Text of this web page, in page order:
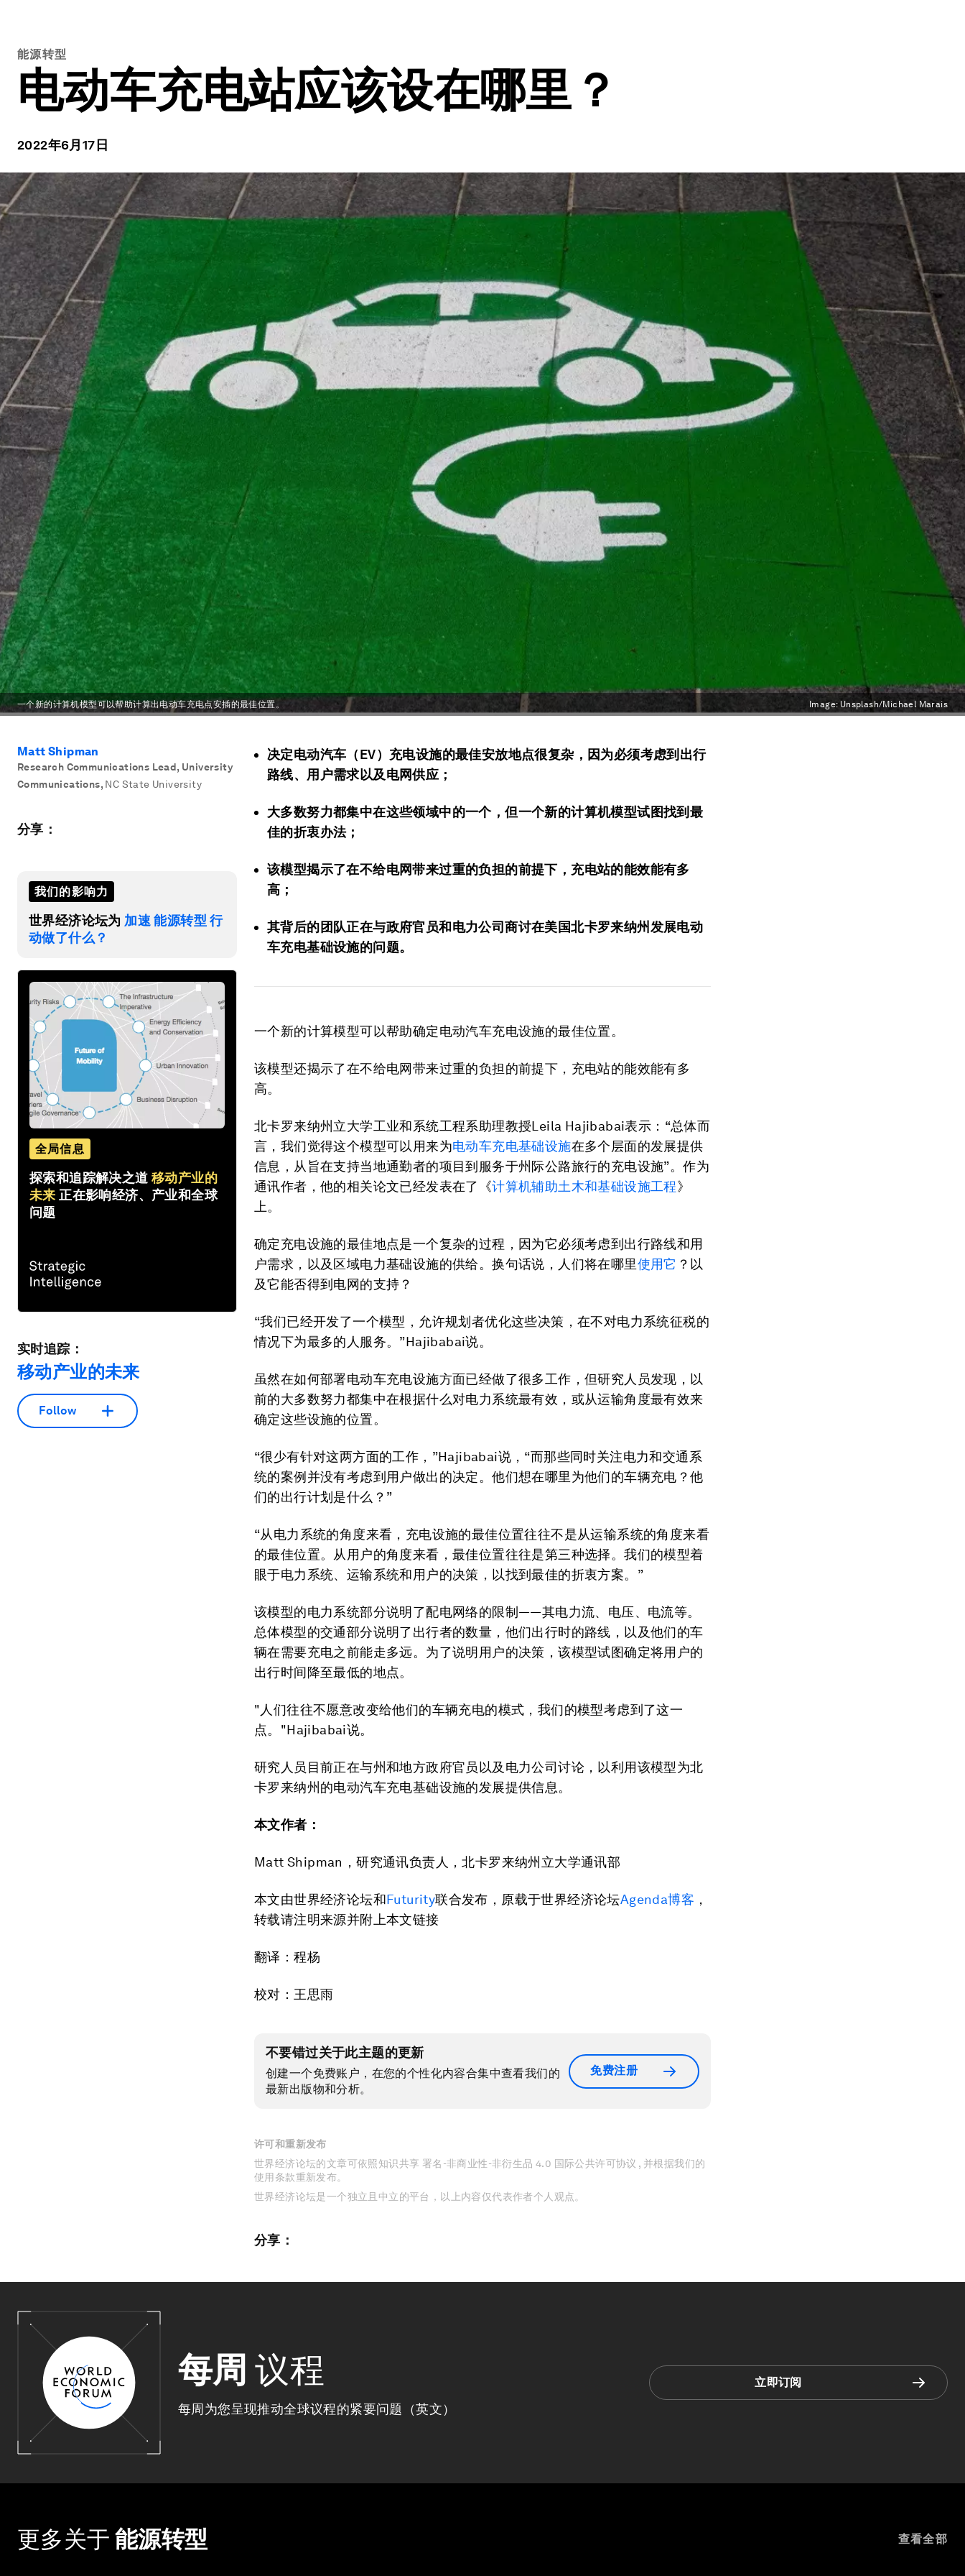
能源转型
电动车充电站应该设在哪里？
2022年6月17日
一个新的计算机模型可以帮助计算出电动车充电点安插的最佳位置。 Image: Unsplash/Michael Marais
Matt Shipman
Research Communications Lead, University
Communications, NC State University
分享：
我们的影响力
世界经济论坛为 加速 能源转型 行
动做了什么？
全局信息
探索和追踪解决之道 移动产业的
未来 正在影响经济、产业和全球
问题
实时追踪：
移动产业的未来
Follow
决定电动汽车（EV）充电设施的最佳安放地点很复杂，因为必须考虑到出行
路线、用户需求以及电网供应；
大多数努力都集中在这些领域中的一个，但一个新的计算机模型试图找到最
佳的折衷办法；
该模型揭示了在不给电网带来过重的负担的前提下，充电站的能效能有多
高；
其背后的团队正在与政府官员和电力公司商讨在美国北卡罗来纳州发展电动
车充电基础设施的问题。
一个新的计算模型可以帮助确定电动汽车充电设施的最佳位置。
该模型还揭示了在不给电网带来过重的负担的前提下，充电站的能效能有多
高。
北卡罗来纳州立大学工业和系统工程系助理教授Leila Hajibabai表示：“总体而
言，我们觉得这个模型可以用来为电动车充电基础设施在多个层面的发展提供
信息，从旨在支持当地通勤者的项目到服务于州际公路旅行的充电设施”。作为
通讯作者，他的相关论文已经发表在了《计算机辅助土木和基础设施工程》
上。
确定充电设施的最佳地点是一个复杂的过程，因为它必须考虑到出行路线和用
户需求，以及区域电力基础设施的供给。换句话说，人们将在哪里使用它 ？以
及它能否得到电网的支持？
“我们已经开发了一个模型，允许规划者优化这些决策，在不对电力系统征税的
情况下为最多的人服务。”Hajibabai说。
虽然在如何部署电动车充电设施方面已经做了很多工作，但研究人员发现，以
前的大多数努力都集中在根据什么对电力系统最有效，或从运输角度最有效来
确定这些设施的位置。
“很少有针对这两方面的工作，”Hajibabai说，“而那些同时关注电力和交通系
统的案例并没有考虑到用户做出的决定。他们想在哪里为他们的车辆充电？他
们的出行计划是什么？”
“从电力系统的角度来看，充电设施的最佳位置往往不是从运输系统的角度来看
的最佳位置。从用户的角度来看，最佳位置往往是第三种选择。我们的模型着
眼于电力系统、运输系统和用户的决策，以找到最佳的折衷方案。”
该模型的电力系统部分说明了配电网络的限制——其电力流、电压、电流等。
总体模型的交通部分说明了出行者的数量，他们出行时的路线，以及他们的车
辆在需要充电之前能走多远。为了说明用户的决策，该模型试图确定将用户的
出行时间降至最低的地点。
"人们往往不愿意改变给他们的车辆充电的模式，我们的模型考虑到了这一
点。"Hajibabai说。
研究人员目前正在与州和地方政府官员以及电力公司讨论，以利用该模型为北
卡罗来纳州的电动汽车充电基础设施的发展提供信息。
本文作者：
Matt Shipman，研究通讯负责人，北卡罗来纳州立大学通讯部
本文由世界经济论坛和Futurity联合发布，原载于世界经济论坛Agenda博客 ，
转载请注明来源并附上本文链接
翻译：程杨
校对：王思雨
不要错过关于此主题的更新
创建一个免费账户，在您的个性化内容合集中查看我们的
最新出版物和分析。
免费注册
许可和重新发布
世界经济论坛的文章可依照知识共享 署名-非商业性-非衍生品 4.0 国际公共许可协议 , 并根据我们的
使用条款重新发布。
世界经济论坛是一个独立且中立的平台，以上内容仅代表作者个人观点。
分享：
每周 议程
每周为您呈现推动全球议程的紧要问题（英文）
立即订阅
更多关于 能源转型 查看全部